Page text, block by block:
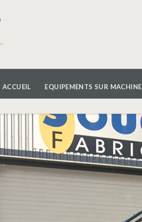
ACCUEIL EQUIPEMENTS SUR MACHINE